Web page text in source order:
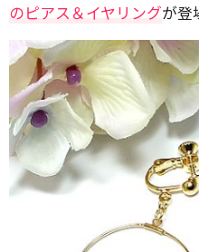
のピアス＆イヤリングが登